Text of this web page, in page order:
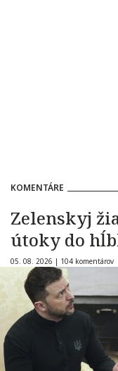
KOMENTÁRE
Zelenskyj
útoky do
05. 08. 2026 | 104 komentárov